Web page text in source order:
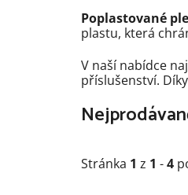
Poplastované
plastu, která
V naší nabídce
příslušenství.
Stránka 1 z 1 -4